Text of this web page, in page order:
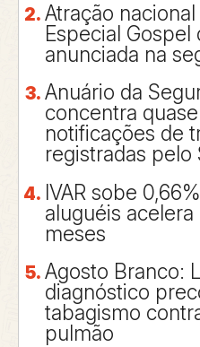
Atração
Especial Gospel
anunciada na
Anuário da
concentra
notificações de
registradas pelo
IVAR sobe
aluguéis
meses
Agosto Branco:
diagnóstico
tabagismo
pulmão